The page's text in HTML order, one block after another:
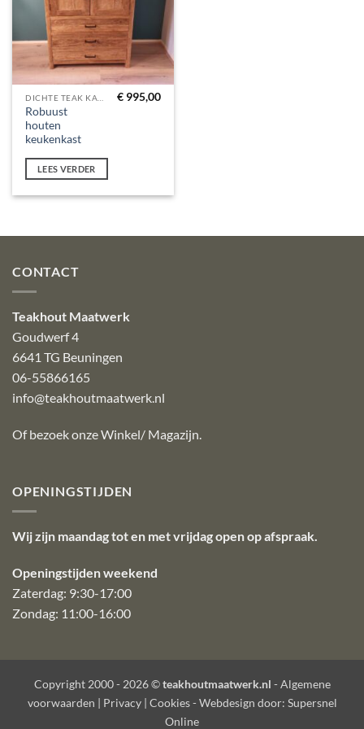
Robuust
houten
keukenkast
€995,00
LEES VERDER
CONTACT
Teakhout Maatwerk
Goudwerf 4
6641 TG Beuningen
06-55866165
info@teakhoutmaatwerk.nl
Of bezoek onzeWinkel/ Magazijn.
OPENINGSTIJDEN
Wij zijn maandag tot en met vrijdag open op afspraak.
Openingstijden weekend
Zaterdag: 9:30-17:00
Zondag: 11:00-16:00
Copyright 2000 - 2026 ©teakhoutmaatwerk.nl - Algemene
voorwaarden | Privacy| Cookies- Webdesign door: Supersnel
Online